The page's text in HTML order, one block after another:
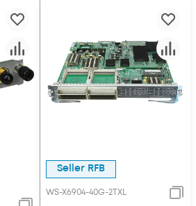
Seller RFB
WS-X6904-40G-2TXL